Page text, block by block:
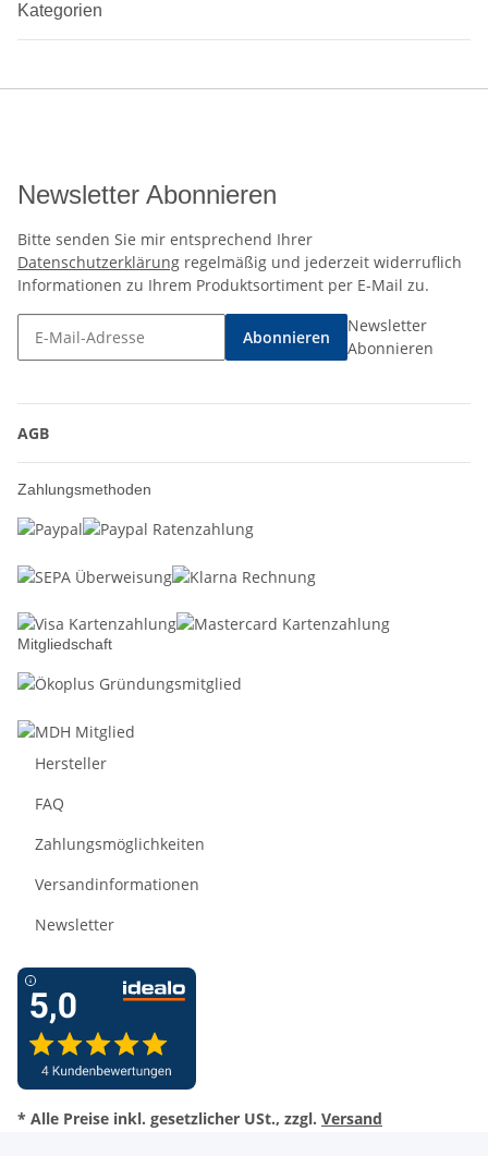
Kategorien
Newsletter Abonnieren
Bitte senden Sie mir entsprechend Ihrer
Datenschutzerklärung regelmäßig und jederzeit widerruflich
Informationen zu Ihrem Produktsortiment per E-Mail zu.
Abonnieren
Newsletter
Abonnieren
AGB
Zahlungsmethoden
Mitgliedschaft
Hersteller
FAQ
Zahlungsmöglichkeiten
Versandinformationen
Newsletter
* Alle Preise inkl. gesetzlicher USt., zzgl. Versand